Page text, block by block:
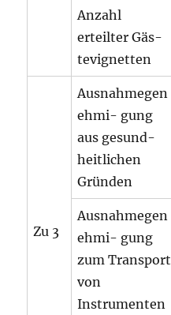
Anzahl
erteilter Gäs-
tevignetten
Zu 3
Ausnahmegen
ehmi- gung
aus gesund-
heitlichen
Gründen
Ausnahmegen
ehmi- gung
zum Transport
von
Instrumenten